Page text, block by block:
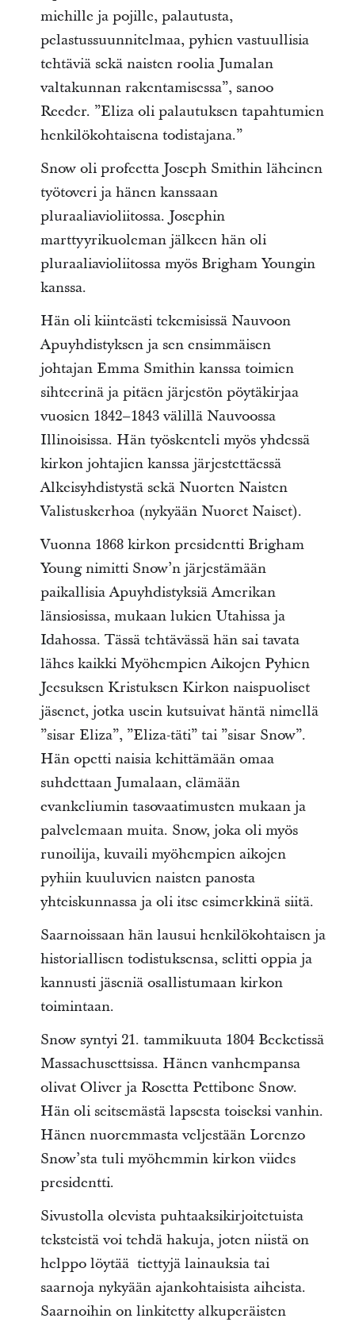
miehille ja pojille, palautusta,
pelastussuunnitelmaa, pyhien vastuullisia
tehtäviä sekä naisten roolia Jumalan
valtakunnan rakentamisessa”, sanoo
Reeder. ”Eliza oli palautuksen tapahtumien
henkilökohtaisena todistajana.”
Snow oli profeetta Joseph Smithin läheinen
työtoveri ja hänen kanssaan
pluraaliavioliitossa. Josephin
marttyyrikuoleman jälkeen hän oli
pluraaliavioliitossa myös Brigham Youngin
kanssa.
Hän oli kiinteästi tekemisissä Nauvoon
Apuyhdistyksen ja sen ensimmäisen
johtajan Emma Smithin kanssa toimien
sihteerinä ja pitäen järjestön pöytäkirjaa
vuosien 1842–1843 välillä Nauvoossa
Illinoisissa. Hän työskenteli myös yhdessä
kirkon johtajien kanssa järjestettäessä
Alkeisyhdistystä sekä Nuorten Naisten
Valistuskerhoa (nykyään Nuoret Naiset).
Vuonna 1868 kirkon presidentti Brigham
Young nimitti Snow’n järjestämään
paikallisia Apuyhdistyksiä Amerikan
länsiosissa, mukaan lukien Utahissa ja
Idahossa. Tässä tehtävässä hän sai tavata
lähes kaikki Myöhempien Aikojen Pyhien
Jeesuksen Kristuksen Kirkon naispuoliset
jäsenet, jotka usein kutsuivat häntä nimellä
”sisar Eliza”, ”Eliza-täti” tai ”sisar Snow”.
Hän opetti naisia kehittämään omaa
suhdettaan Jumalaan, elämään
evankeliumin tasovaatimusten mukaan ja
palvelemaan muita. Snow, joka oli myös
runoilija, kuvaili myöhempien aikojen
pyhiin kuuluvien naisten panosta
yhteiskunnassa ja oli itse esimerkkinä siitä.
Saarnoissaan hän lausui henkilökohtaisen ja
historiallisen todistuksensa, selitti oppia ja
kannusti jäseniä osallistumaan kirkon
toimintaan.
Snow syntyi 21. tammikuuta 1804 Becketissä
Massachusettsissa. Hänen vanhempansa
olivat Oliver ja Rosetta Pettibone Snow.
Hän oli seitsemästä lapsesta toiseksi vanhin.
Hänen nuoremmasta veljestään Lorenzo
Snow’sta tuli myöhemmin kirkon viides
presidentti.
Sivustolla olevista puhtaaksikirjoitetuista
teksteistä voi tehdä hakuja, joten niistä on
helppo löytää tiettyjä lainauksia tai
saarnoja nykyään ajankohtaisista aiheista.
Saarnoihin on linkitetty alkuperäisten